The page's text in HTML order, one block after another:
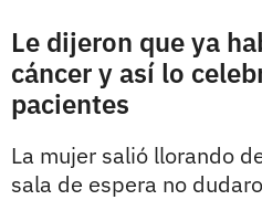
Le dijeron que ya
cáncer y así lo
pacientes
La mujer salió llorando
sala de espera no